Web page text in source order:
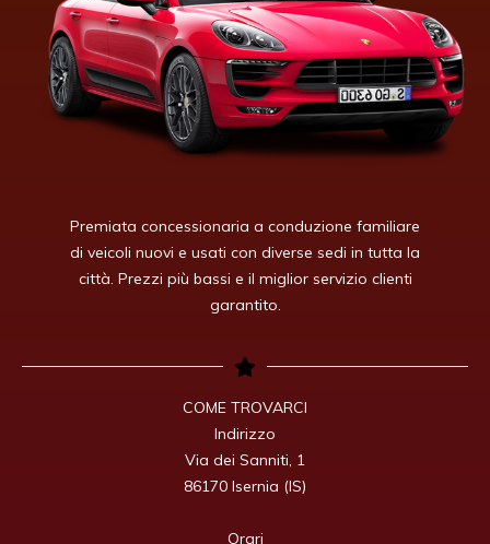
Premiata concessionaria a conduzione familiare
di veicoli nuovi e usati con diverse sedi in tutta la
città. Prezzi più bassi e il miglior servizio clienti
garantito.
COME TROVARCI
Indirizzo
Via dei Sanniti, 1
86170 Isernia (IS)
Orari